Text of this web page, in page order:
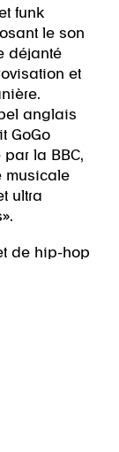
funk
le son
déjanté
et
anglais
GoGo
la BBC,
musicale
ultra
de hip-hop